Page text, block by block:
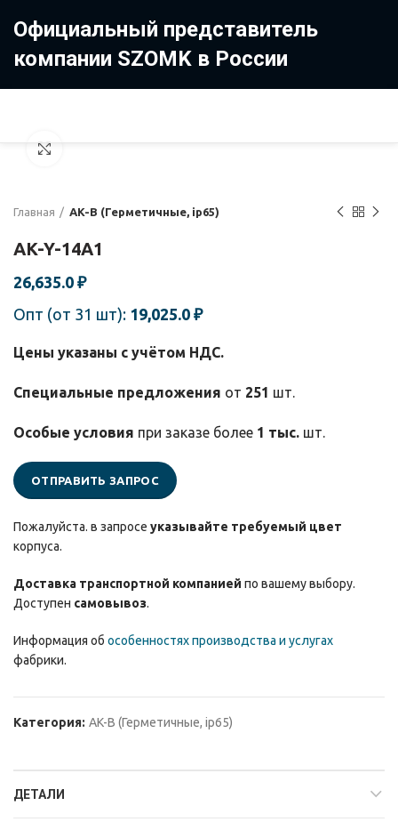
Официальный представитель
компании SZOMK в России
Главная AK-B (Герметичные, ip65)
AK-Y-14A1
26,635.0 ₽
Опт (от 31 шт): 19,025.0 ₽
Цены указаны с учётом НДС.
Специальные предложения от 251 шт.
Особые условия при заказе более 1 тыс. шт.
ОТПРАВИТЬ ЗАПРОС
Пожалуйста. в запросе указывайте требуемый цвет
корпуса.
Доставка транспортной компанией по вашему выбору.
Доступен самовывоз.
Информация об особенностях производства и услугах
фабрики.
Категория: AK-B (Герметичные, ip65)
ДЕТАЛИ